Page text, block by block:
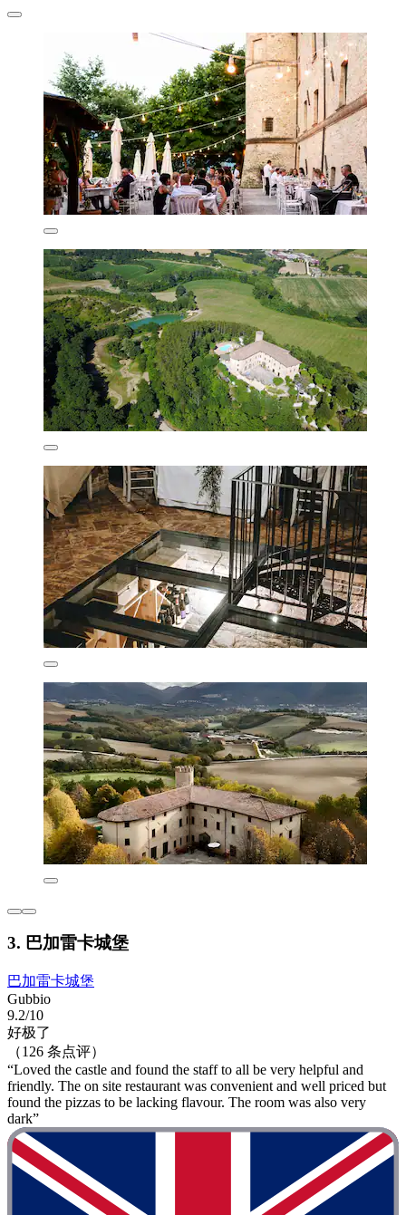
3. 巴加雷卡城堡
巴加雷卡城堡
Gubbio
9.2/10
好极了
（126 条点评）
“Loved the castle and found the staff to all be very helpful and
friendly. The on site restaurant was convenient and well priced but
found the pizzas to be lacking flavour. The room was also very
dark”